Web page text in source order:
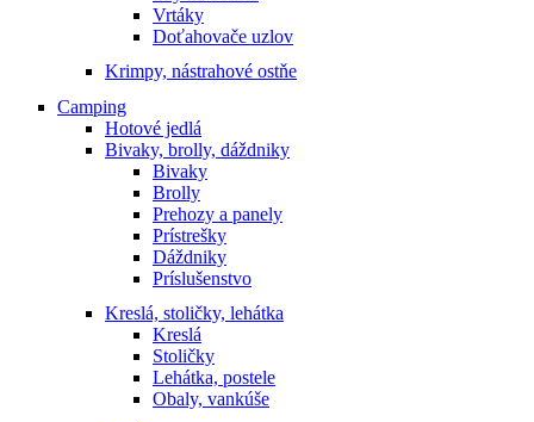
Vrtáky
Doťahovače uzlov
Krimpy, nástrahové ostňe
Camping
Hotové jedlá
Bivaky, brolly, dáždniky
Bivaky
Brolly
Prehozy a panely
Prístrešky
Dáždniky
Príslušenstvo
Kreslá, stoličky, lehátka
Kreslá
Stoličky
Lehátka, postele
Obaly, vankúše